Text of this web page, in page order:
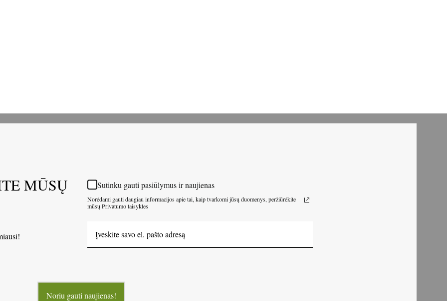
MŪSŲ Sutinku gauti pasiūlymus ir naujienas
Norėdami gauti daugiau informacijos apie tai, kaip tvarkomi jūsų duomenys, peržiūrėkite
mūsų Privatumo taisykles
Noriu gauti naujienas!